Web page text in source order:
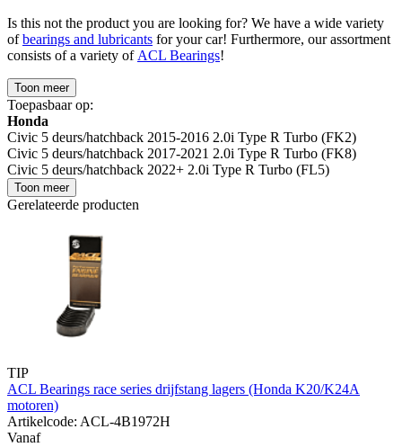
Is this not the product you are looking for? We have a wide variety
ofbearings and lubricants for your car! Furthermore, our assortment
consists of a variety ofACL Bearings!
Toon meer
Toepasbaar op:
Honda
Civic 5 deurs/hatchback 2015-2016 2.0i Type R Turbo (FK2)
Civic 5 deurs/hatchback 2017-2021 2.0i Type R Turbo (FK8)
Civic 5 deurs/hatchback 2022+ 2.0i Type R Turbo (FL5)
Toon meer
Gerelateerde producten
TIP
ACL Bearings race series drijfstang lagers (Honda K20/K24A
motoren)
Artikelcode: ACL-4B1972H
Vanaf